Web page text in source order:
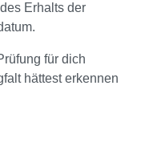
Erhalts der
für dich
hättest erkennen